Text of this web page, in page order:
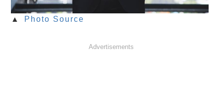
▲ Photo Source
Advertisements